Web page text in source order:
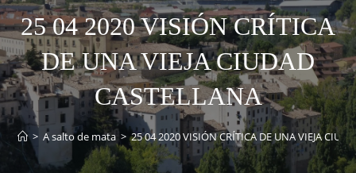
25 04 2020 VISIÓN CRÍTICA
DE UNA VIEJA CIUDAD
CASTELLANA
> A salto de mata > 25 04 2020 VISIÓN CRÍTICA DE UNA VIEJA